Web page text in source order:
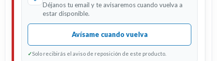
Déjanos tu email y te avisaremos cuando vuelva a
estar disponible.
Avísame cuando vuelva
✓Solo recibirás el aviso de reposición de este producto.